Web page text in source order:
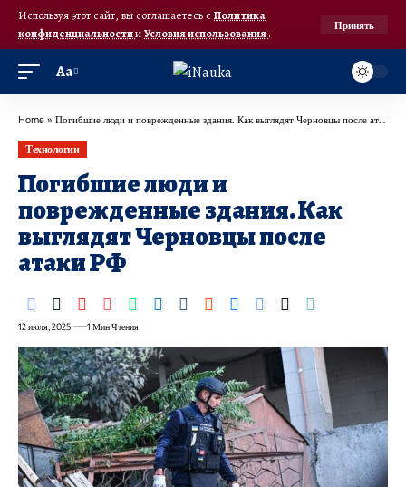
Используя этот сайт, вы соглашаетесь с Политика
конфиденциальностииУсловия использования.
Принять
Аа
Home » Погибшие люди и поврежденные здания. Как выглядят Черновцы после атаки РФ
Технологии
Погибшие люди и
поврежденные здания. Как
выглядят Черновцы после
атаки РФ
12 июля, 2025 1 Мин Чтения